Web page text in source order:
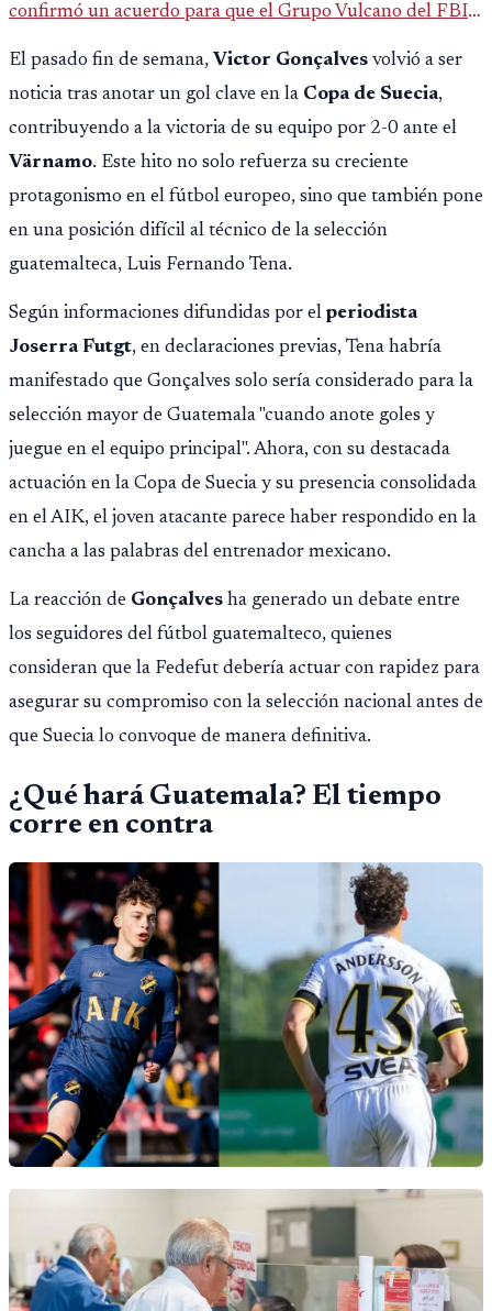
confirmó un acuerdo para que el Grupo Vulcano del FBI
opere en Guatemala a partir de julio, tras un intento
fallido con la administración anterior del Ministerio
Público.
El pasado fin de semana, Victor Gonçalves volvió a ser
noticia tras anotar un gol clave en la Copa de Suecia,
contribuyendo a la victoria de su equipo por 2-0 ante el
Värnamo. Este hito no solo refuerza su creciente
protagonismo en el fútbol europeo, sino que también pone
en una posición difícil al técnico de la selección
guatemalteca, Luis Fernando Tena.
Según informaciones difundidas por el periodista
Joserra Futgt, en declaraciones previas, Tena habría
manifestado que Gonçalves solo sería considerado para la
selección mayor de Guatemala "cuando anote goles y
juegue en el equipo principal". Ahora, con su destacada
actuación en la Copa de Suecia y su presencia consolidada
en el AIK, el joven atacante parece haber respondido en la
cancha a las palabras del entrenador mexicano.
La reacción de Gonçalves ha generado un debate entre
los seguidores del fútbol guatemalteco, quienes
consideran que la Fedefut debería actuar con rapidez para
asegurar su compromiso con la selección nacional antes de
que Suecia lo convoque de manera definitiva.
¿Qué hará Guatemala? El tiempo
corre en contra